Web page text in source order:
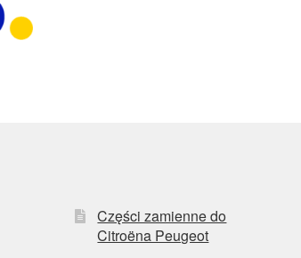
Części zamienne do
Citroëna Peugeot